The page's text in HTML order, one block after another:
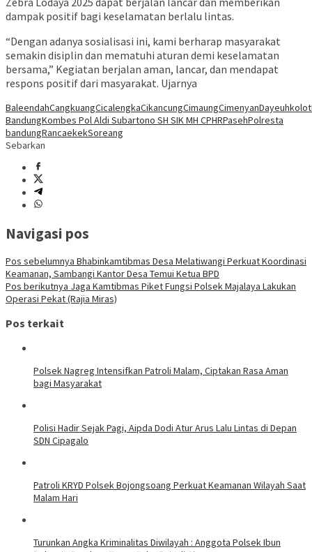
dampak positif bagi keselamatan berlalu lintas.
“Dengan adanya sosialisasi ini, kami berharap masyarakat
semakin disiplin dan mematuhi aturan demi keselamatan
bersama,” Kegiatan berjalan aman, lancar, dan mendapat
respons positif dari masyarakat. Ujarnya
BaleendahCangkuangCicalengkaCikancungCimaungCimenyanDayeuhkolot
BandungKombes Pol Aldi Subartono SH SIK MH CPHRPasehPolresta
bandungRancaekekSoreang
Sebarkan
Navigasi pos
Pos sebelumnya Bhabinkamtibmas Desa Melatiwangi Perkuat Koordinasi
Keamanan, Sambangi Kantor Desa Temui Ketua BPD
Pos berikutnya Jaga Kamtibmas Piket Fungsi Polsek Majalaya Lakukan
Operasi Pekat (Rajia Miras)
Pos terkait
Polsek Nagreg Intensifkan Patroli Malam, Ciptakan Rasa Aman
bagi Masyarakat
Polisi Hadir Sejak Pagi, Aipda Dodi Atur Arus Lalu Lintas di Depan
SDN Cipagalo
Patroli KRYD Polsek Bojongsoang Perkuat Keamanan Wilayah Saat
Malam Hari
Turunkan Angka Kriminalitas Diwilayah : Anggota Polsek Ibun